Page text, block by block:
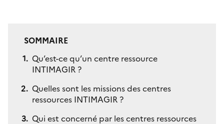
SOMMAIRE
Qu’est-ce qu’un centre ressource
INTIMAGIR ?
Quelles sont les missions des centres
ressources INTIMAGIR ?
Qui est concerné par les centres ressources